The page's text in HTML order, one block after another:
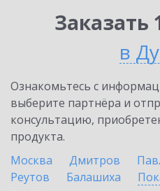
Заказать
в
Ознакомьтесь с
выберите партнёра и
консультацию,
продукта.
Москва
Дмитров
Реутов
Балашиха